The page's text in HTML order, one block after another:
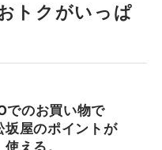
トクがいっぱ
でのお買い物で
坂屋のポイントが
える。